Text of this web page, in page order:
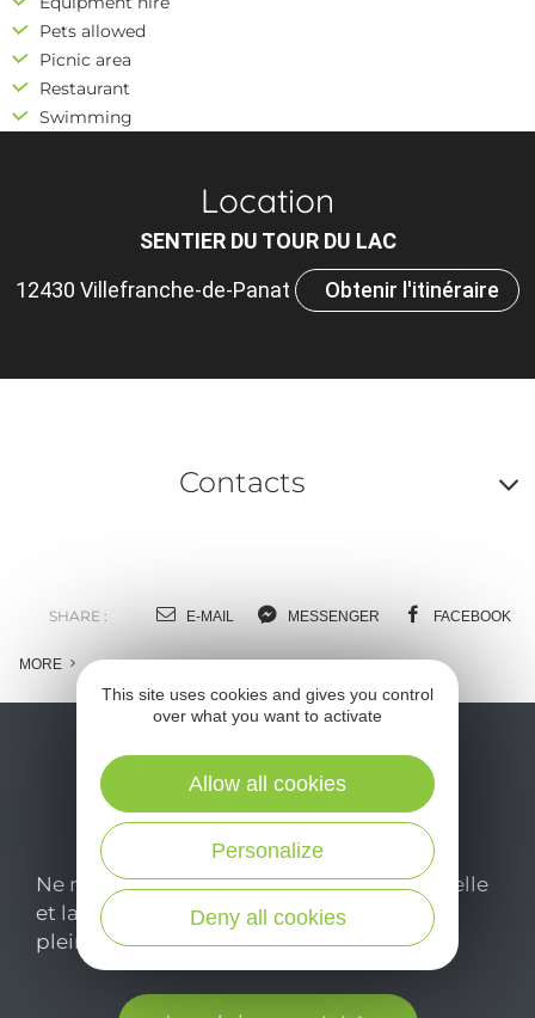
Pets allowed
Picnic area
Restaurant
Swimming
Location
SENTIER DU TOUR DU LAC
12430 Villefranche-de-Panat
Obtenir l'itinéraire
Contacts
SHARE : E-MAIL MESSENGER FACEBOOK
MORE
Ne manquez pas notre newsletter mensuelle
et laissez-vous inspirer pour profiter
pleinement de votre séjour en Aveyron.
This site uses cookies and gives you control
over what you want to activate
Deny all cookies
Personalize
Allow all cookies